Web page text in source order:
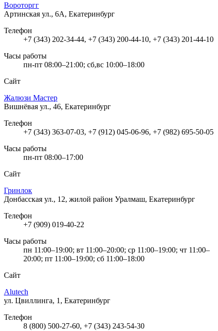
Вороторгг
Артинская ул., 6А, Екатеринбург
Телефон
+7 (343) 202-34-44, +7 (343) 200-44-10, +7 (343) 201-44-10
Часы работы
пн-пт 08:00–21:00; сб,вс 10:00–18:00
Сайт
Жалюзи Мастер
Вишнёвая ул., 46, Екатеринбург
Телефон
+7 (343) 363-07-03, +7 (912) 045-06-96, +7 (982) 695-50-05
Часы работы
пн-пт 08:00–17:00
Сайт
Гринлок
Донбасская ул., 12, жилой район Уралмаш, Екатеринбург
Телефон
+7 (909) 019-40-22
Часы работы
пн 11:00–19:00; вт 11:00–20:00; ср 11:00–19:00; чт 11:00–
20:00; пт 11:00–19:00; сб 11:00–18:00
Сайт
Alutech
ул. Цвиллинга, 1, Екатеринбург
Телефон
8 (800) 500-27-60, +7 (343) 243-54-30